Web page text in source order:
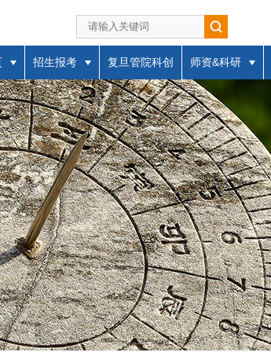
招生报考 复旦管院科创 师资&科研